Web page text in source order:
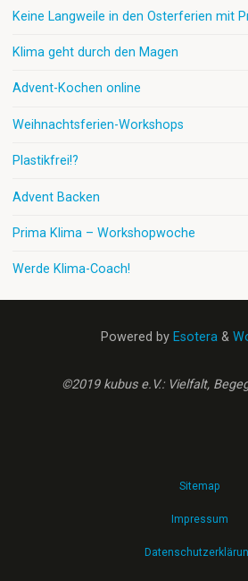
Keine Langweile in den Osterferien mit
Klima geht durch den Magen
Advent-Kochen online
Weihnachtsferien-Workshops
Plastikfrei!?
Advent Backen
Prima Klima – Workshopwoche
Werde Klima-Coach!
Powered by Esotera &
©2019 kubus e.V.: Vielfalt,
Sitemap
Impressum